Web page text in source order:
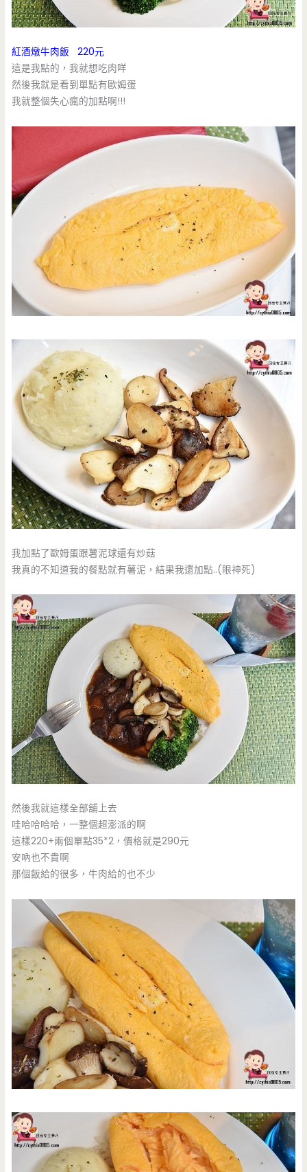
紅酒燉牛肉飯 220元
這是我點的，我就想吃肉咩
然後我就是看到單點有歐姆蛋
我就整個失心瘋的加點啊!!!
我加點了歐姆蛋跟薯泥球還有炒菇
我真的不知道我的餐點就有薯泥，結果我還加點..(眼神死)
然後我就這樣全部舖上去
哇哈哈哈哈，一整個超澎派的啊
這樣220+兩個單點35*2，價格就是290元
安吶也不貴啊
那個飯給的很多，牛肉給的也不少